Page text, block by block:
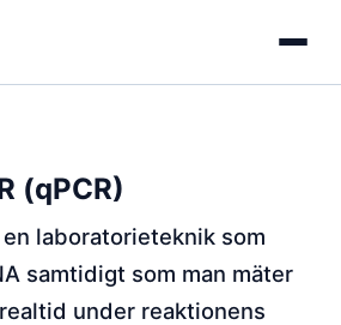
(qPCR)
laboratorieteknik som
samtidigt som man mäter
under reaktionens